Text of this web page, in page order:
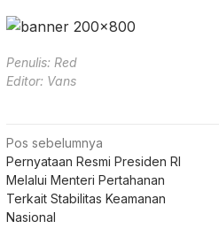
Penulis: Red
Editor: Vans
Navigasi
pos
Pos sebelumnya
Pernyataan Resmi Presiden RI
Melalui Menteri Pertahanan
Terkait Stabilitas Keamanan
Nasional